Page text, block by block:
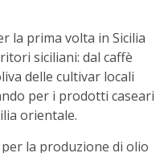
la prima volta in Sicilia
siciliani: dal caffè
delle cultivar locali
per i prodotti caseari
orientale.
la produzione di olio